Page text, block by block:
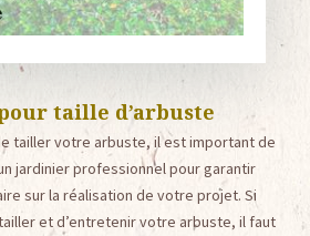
taille d’arbuste
tailler votre arbuste, il est important de
jardinier professionnel pour garantir
sur la réalisation de votre projet. Si
et d’entretenir votre arbuste, il faut